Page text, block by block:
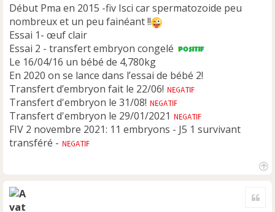
o
n
l
u
Début Pma en 2015 -fiv Isci car spermatozoide peu
nombreux et un peu fainéant !!
Essai 1- œuf clair
Essai 2 - transfert embryon congelé
Le 16/04/16 un bébé de 4,780kg
En 2020 on se lance dans l’essai de bébé 2!
Transfert d’embryon fait le 22/06!
Transfert d'embryon le 31/08!
Transfert d'embryon le 29/01/2021
FIV 2 novembre 2021: 11 embryons - J5 1 survivant
transféré -